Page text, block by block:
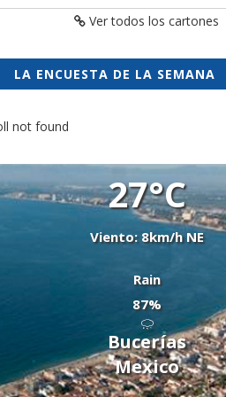
Ver todos los cartones
LA ENCUESTA DE LA SEMANA
not found
27°C
Viento: 8km/h NE
Rain
87%
Bucerías
Mexico